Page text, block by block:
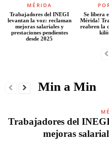
MÉRIDA
Trabajadores del INEGI
levantan la voz: reclaman
mejoras salariales y
prestaciones pendientes
desde 2025
Se libera
Mérida!
reabren la
Min a Min
Trabajadores del
mejoras